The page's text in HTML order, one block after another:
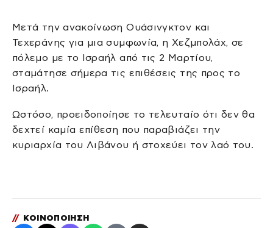
Μετά την ανακοίνωση Ουάσινγκτον και
Τεχεράνης για μια συμφωνία, η Χεζμπολάχ, σε
πόλεμο με το Ισραήλ από τις 2 Μαρτίου,
σταμάτησε σήμερα τις επιθέσεις της προς το
Ισραήλ.
Ωστόσο, προειδοποίησε το τελευταίο ότι δεν θα
δεχτεί καμία επίθεση που παραβιάζει την
κυριαρχία του Λιβάνου ή στοχεύει τον λαό του.
// ΚΟΙΝΟΠΟΙΗΣΗ